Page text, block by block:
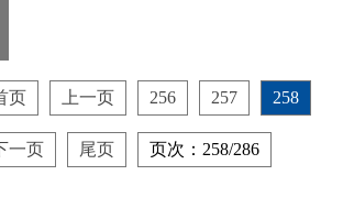
页 上一页 256 257 258
一页 尾页 页次：258/286